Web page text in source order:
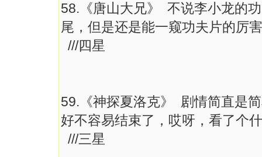
58.《唐山大兄》 不说李小龙的
尾，但是还是能一窥功夫片的厉
///四星
59.《神探夏洛克》 剧情简直是
好不容易结束了，哎呀，看了个
///三星